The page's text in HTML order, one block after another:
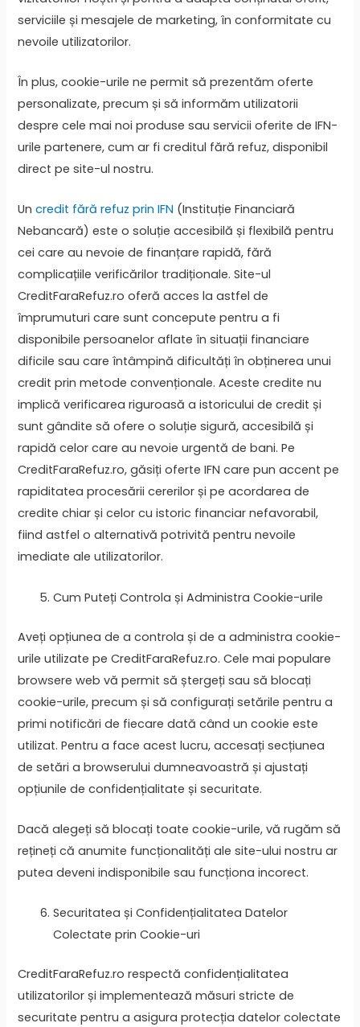
serviciile și mesajele de marketing, în conformitate cu
nevoile utilizatorilor.
În plus, cookie-urile ne permit să prezentăm oferte
personalizate, precum și să informăm utilizatorii
despre cele mai noi produse sau servicii oferite de IFN-
urile partenere, cum ar fi creditul fără refuz, disponibil
direct pe site-ul nostru.
Uncredit fără refuz prin IFN (Instituție Financiară
Nebancară) este o soluție accesibilă și flexibilă pentru
cei care au nevoie de finanțare rapidă, fără
complicațiile verificărilor tradiționale. Site-ul
CreditFaraRefuz.ro oferă acces la astfel de
împrumuturi care sunt concepute pentru a fi
disponibile persoanelor aflate în situații financiare
dificile sau care întâmpină dificultăți în obținerea unui
credit prin metode convenționale. Aceste credite nu
implică verificarea riguroasă a istoricului de credit și
sunt gândite să ofere o soluție sigură, accesibilă și
rapidă celor care au nevoie urgentă de bani. Pe
CreditFaraRefuz.ro, găsiți oferte IFN care pun accent pe
rapiditatea procesării cererilor și pe acordarea de
credite chiar și celor cu istoric financiar nefavorabil,
fiind astfel o alternativă potrivită pentru nevoile
imediate ale utilizatorilor.
Cum Puteți Controla și Administra Cookie-urile
Aveți opțiunea de a controla și de a administra cookie-
urile utilizate pe CreditFaraRefuz.ro. Cele mai populare
browsere web vă permit să ștergeți sau să blocați
cookie-urile, precum și să configurați setările pentru a
primi notificări de fiecare dată când un cookie este
utilizat. Pentru a face acest lucru, accesați secțiunea
de setări a browserului dumneavoastră și ajustați
opțiunile de confidențialitate și securitate.
Dacă alegeți să blocați toate cookie-urile, vă rugăm să
rețineți că anumite funcționalități ale site-ului nostru ar
putea deveni indisponibile sau funcționa incorect.
Securitatea și Confidențialitatea Datelor
Colectate prin Cookie-uri
CreditFaraRefuz.ro respectă confidențialitatea
utilizatorilor și implementează măsuri stricte de
securitate pentru a asigura protecția datelor colectate